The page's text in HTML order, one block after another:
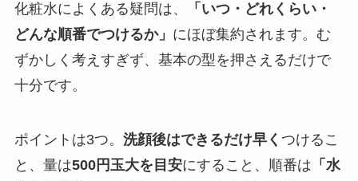
化粧水によくある疑問は、
「いつ・どれくらい・
どんな順番でつけるか」 にほぼ集約されます。む
ずかしく考えすぎず、基本の型を押さえるだけで
十分です。
ポイントは3つ。 洗顔後はできるだけ早く つけるこ
と、量は500円玉大を目安にすること、順番は 「水